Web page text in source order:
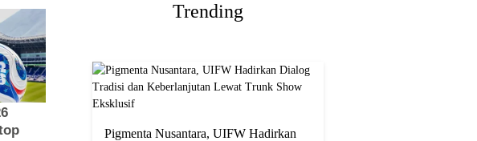
Trending
Pigmenta Nusantara, UIFW Hadirkan